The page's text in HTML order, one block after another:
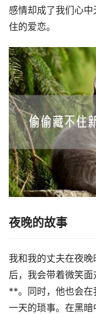
感情却成了我们心
住的爱恋。
夜晚的故事
我和我的丈夫在夜
后，我会带着微笑
**。同时，他也会在
一天的琐事。在黑